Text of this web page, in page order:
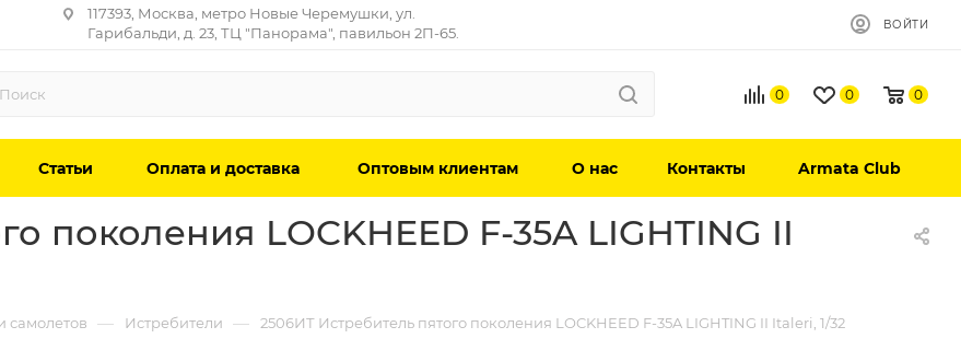
117393, Москва, метро Новые Черемушки, ул.
Гарибальди, д. 23, ТЦ "Панорама", павильон 2П-65.
ВОЙТИ
0 0 0
Статьи Оплата и доставка Оптовым клиентам О нас Контакты Armata Club
поколения LOCKHEED F-35A LIGHTING II
самолетов — Истребители — 2506ИТ Истребитель пятого поколения LOCKHEED F-35A LIGHTING II Italeri, 1/32